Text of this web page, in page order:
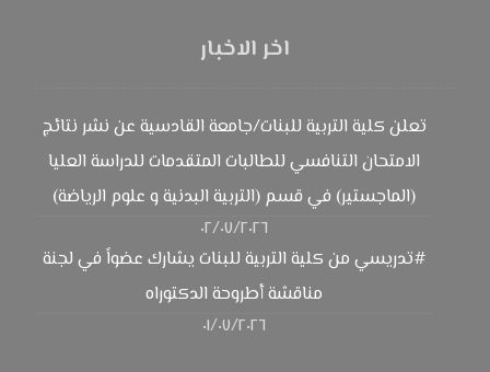
اخر الاخبار
تعلن كلية التربية للبنات/جامعة القادسية عن نشر نتائج
الامتحان التنافسي للطالبات المتقدمات للدراسة العليا
(الماجستير) في قسم (التربية البدنية و علوم الرياضة)
٠٢/٠٧/٢٠٢٦
#تدريسي من كلية التربية للبنات يشارك عضواً في لجنة
مناقشة أطروحة الدكتوراه
٠١/٠٧/٢٠٢٦